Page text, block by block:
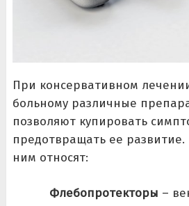
При консервативном
больному различные
позволяют купировать
предотвращать ее развитие.
ним относят:
Флебопротекторы –